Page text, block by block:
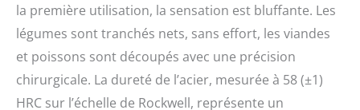
la première utilisation, la sensation est bluffante. Les
légumes sont tranchés nets, sans effort, les viandes
et poissons sont découpés avec une précision
chirurgicale. La dureté de l’acier, mesurée à 58 (±1)
HRC sur l’échelle de Rockwell, représente un